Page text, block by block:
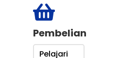

Pembelian
Pelajari